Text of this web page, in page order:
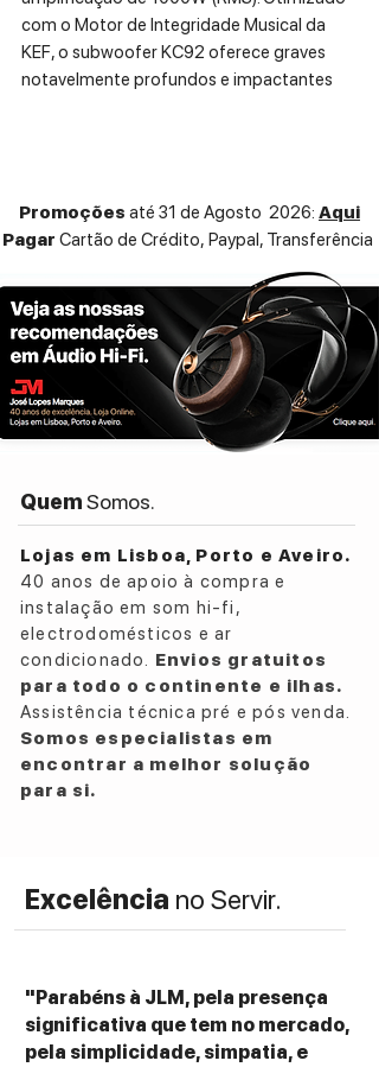
com o Motor de Integridade Musical da
KEF, o subwoofer KC92 oferece graves
notavelmente profundos e impactantes
ESPECIFICAÇÕES TÉCNICAS:
Design
Drive Units
2 x 9 in. drivers
Frequency Response (±3dB)
11Hz – 200Hz
Max Output
110dB
Built-in Class D
Amplifier Power
1000W RMS (2 x 500W RMS)
Variable Low Pass Filter
40Hz – 140Hz, LFE
Input
Expansion port for KW1
RCA phono sockets
Speaker level inputs
Power Requirements
100-240 V ~ 50/60 Hz
Power Consumption
Feet
352.5 x 330 x 360.5 mm
Optional Accessory
KW1 Wireless Subwoofer Adapter Kit
Promoções até 31 de Agosto 2026: Aqui
Pagar Cartão de Crédito, Paypal, Transferência
QuemSomos.
Lojas em Lisboa, Porto e Aveiro.
40 anos de apoio à compra e
instalação em som hi-fi,
electrodomésticos e ar
condicionado. Envios gratuitos
para todo o continente e ilhas.
Assistência técnica pré e pós venda.
Somos especialistas em
encontrar a melhor solução
para si.
Excelência no Servir.
"Parabéns à JLM, pela presença
significativa que tem no mercado,
pela simplicidade, simpatia, e